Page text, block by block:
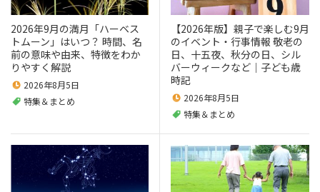
2026年9月の満月「ハーベス
トムーン」はいつ？ 時間、名
前の意味や由来、特徴をわか
りやすく解説
2026年8月5日
特集＆まとめ
【2026年版】親子で楽しむ9月
のイベント・行事情報 敬老の
日、十五夜、秋分の日、シル
バーウィークなど｜子ども歳
時記
2026年8月5日
特集＆まとめ